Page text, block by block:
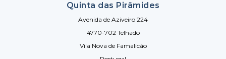
Quinta das Pirâmides
Avenida de Aziveiro 224
4770-702 Telhado
Vila Nova de Famalicão